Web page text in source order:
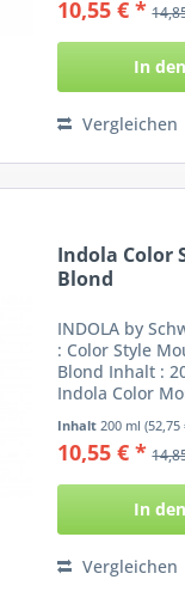
Mousse als...
10,55 € *
In den
Vergleichen
Indola Color
Blond
INDOLA by
: Color Style
Blond Inhalt :
Indola Color
bedient gleich
Zum Einen
Farbfestiger
Inhalt200 ml
10,55 € *
In den
Vergleichen